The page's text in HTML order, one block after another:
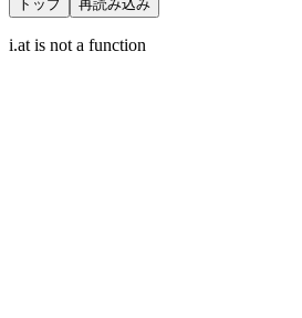
トップ 再読み込み
i.at is not a function